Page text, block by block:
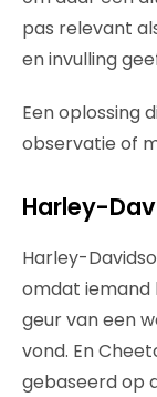
pas relevant
en invulling
Een oplossing
observatie of
Harley-
Harley-
omdat iemand
geur van een
vond. En
gebaseerd op